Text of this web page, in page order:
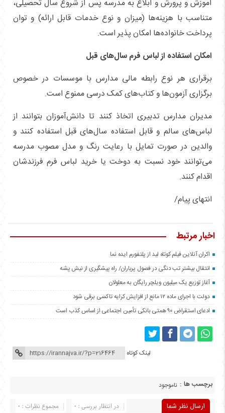
آموزش و پرورش و ابلاغ به مدرسه پس از شروع سال تحصیلی،
متناسب با هزینه‌ها (میزان و نوع خدمات قابل ارائه) و توان
پرداخت خانواده‌ها امکان پذیر است.
امکان استفاده از لباس فرم سال‌های قبل
برقراری هر نوع رابطه مالی مدارس با موسسات در خصوص
برگزاری آزمون‌ها و کتاب‌های کمک درسی ممنوع است.
مدیران مدارس تدبیری اتخاذ کنند تا دانش‌آموزان بتوانند از
لباس‌های سالم و قابل استفاده سال‌های قبل استفاده کنند و
والدین در صورت تمایل با رعایت رنگ و مدل مصوب مدرسه
می‌توانند خود نسبت به دوخت یا خرید لباس فرم فرزندشان
اقدام کنند.
انتهای پیام/
اخبار مرتبط
اکران آنلاین فیلم کوتاه لید از پلتفورم ایده نما
انتقال بیشتر تب دنگی در فصول پرباران/ راه پیشگیری از نیش پشه
آغاز توزیع یک میلیون ویلچر رایگان به معلولان
دولت با اجرای ماده ۱۲ مانع از افزایش کرایه تاکسی برقی شود
ادعای استقراض ۹۰ همتی بانکی تأمین‌ اجتماعی از اساس کذب است
لینک کوتاه
برچسب ها : ناموجود
ارسال نظر شما مجموع نظرات : 0
در انتظار بررسی : 0